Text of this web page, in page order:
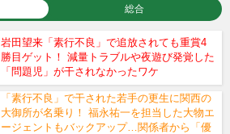
総合
岩田望来「素行不良」で追放されても重賞4
勝目ゲット！ 減量トラブルや夜遊び発覚した
「問題児」が干されなかったワケ
「素行不良」で干された若手の更生に関西の
大御所が名乗り！ 福永祐一を担当した大物エ
ージェントもバックアップ…関係者から「優